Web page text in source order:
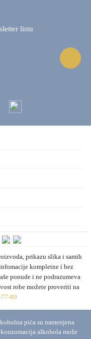
listu
prikazu slika i samih
kompletne i bez
ponude i ne podrazumeva
robe možete proveriti na
89
pića su namenjena
alkohola može